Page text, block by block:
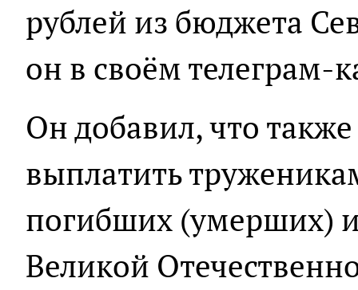
рублей из бюджета
он в своём телеграм-
Он добавил, что
выплатить
погибших (умерших)
Великой